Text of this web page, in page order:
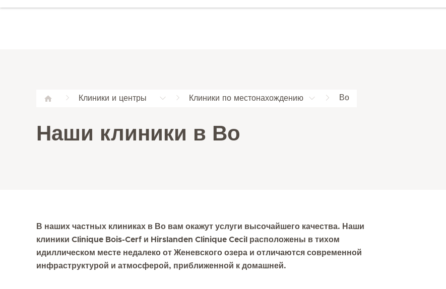
Клиники и центры Клиники по местонахождению Во
Наши клиники в Во
В наших частных клиниках в Во вам окажут услуги высочайшего качества. Наши
клиники Clinique Bois-Cerf и Hirslanden Clinique Cecil расположены в тихом
идиллическом месте недалеко от Женевского озера и отличаются современной
инфраструктурой и атмосферой, приближенной к домашней.